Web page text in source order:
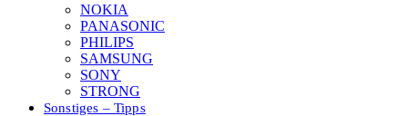
NOKIA
PANASONIC
PHILIPS
SAMSUNG
SONY
STRONG
Sonstiges – Tipps